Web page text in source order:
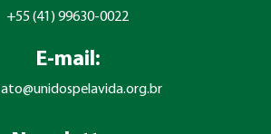
+55 (41) 99630-0022
E-mail: